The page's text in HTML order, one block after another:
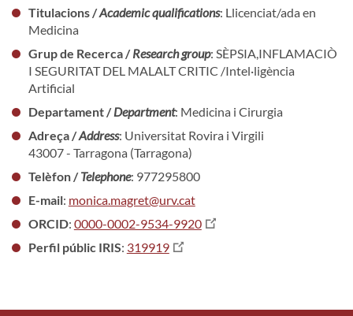
Titulacions /Academic qualifications: Llicenciat/ada en
Medicina
Grup de Recerca /Research group: SÈPSIA,INFLAMACIÒ
I SEGURITAT DEL MALALT CRITIC /Intel·ligència
Artificial
Departament /Department: Medicina i Cirurgia
Adreça /Address: Universitat Rovira i Virgili
43007 - Tarragona (Tarragona)
Telèfon /Telephone: 977295800
E-mail: monica.magret@urv.cat
ORCID: 0000-0002-9534-9920
Perfil públic IRIS: 319919